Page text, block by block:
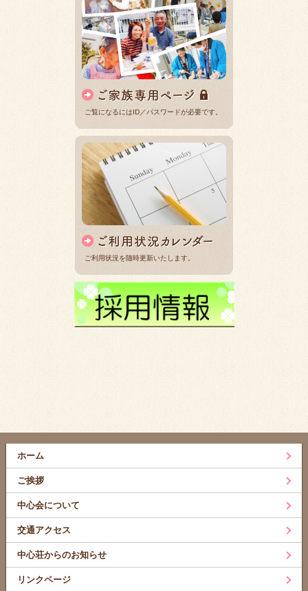
ご覧になるにはID／パスワードが必要です。
ご利用状況を随時更新いたします。
ホーム
ご挨拶
中心会について
交通アクセス
中心荘からのお知らせ
リンクページ